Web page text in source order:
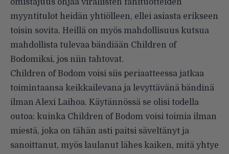
omistajuus ohjaa virallisten fanituotteiden
myyntitulot heidän yhtiölleen, ellei asiasta erikseen
toisin sovita. Heillä on myös mahdollisuus kutsua
mahdollista tulevaa bändiään Children of
Bodomiksi, jos niin tahtovat.
Children of Bodom voisi siis periaatteessa jatkaa
toimintaansa keikkailevana ja levyttävänä bändinä
ilman Alexi Laihoa. Käytännössä se olisi todella
outoa: kuinka Children of Bodom voisi toimia ilman
miestä, joka on tähän asti paitsi säveltänyt ja
sanoittanut, myös laulanut lähes kaiken, mitä yhtye